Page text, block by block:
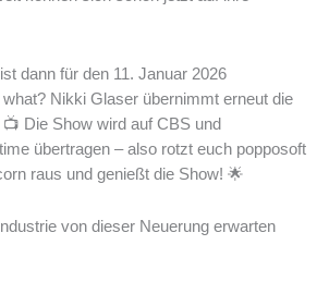
dann für den 11. Januar 2026
Nikki Glaser übernimmt erneut die
Die Show wird auf CBS und
übertragen – also rotzt euch popposoft
raus und genießt die Show! 🌟
von dieser Neuerung erwarten